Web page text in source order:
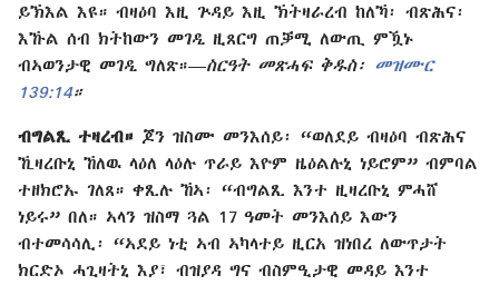
ይኽእል እዩ። ብዛዕባ እዚ ጕዳይ እዚ ኽትዛራረብ ከለኻ፡ ብጽሕና፡
እኹል ሰብ ክትከውን መገዲ ዚጸርግ ጠቓሚ ለውጢ ምዃኑ
ብኣወንታዊ መገዲ ግለጽ።—ስርዓት መጽሓፍ ቅዱስ፡ መዝሙር
139:14።
ብግልጺ ተዛረብ።
ጆን ዝስሙ መንእሰይ፡ “ወለደይ ብዛዕባ ብጽሕና
ኺዛረቡኒ ኸለዉ ላዕለ ላዕሉ ጥራይ እዮም ዜዕልሉኒ ነይሮም” ብምባል
ተዘክሮኡ ገለጸ። ቀጺሉ ኸኣ፡ “ብግልጺ እንተ ዚዛረቡኒ ምሓሸ
ነይሩ” በለ። ኣላን ዝስማ ጓል 17 ዓመት መንእሰይ እውን
ብተመሳሳሊ፡ “ኣደይ ነቲ ኣብ ኣካላተይ ዚርአ ዝነበረ ለውጥታት
ክርድኦ ሓጊዛትኒ እያ፣ ብዝያዳ ግና ብስምዒታዊ መዳይ እንተ